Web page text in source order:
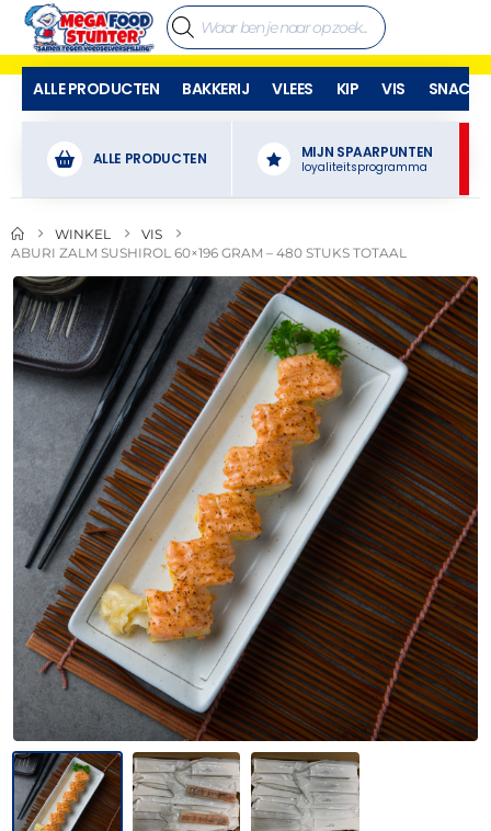
ALLE PRODUCTEN BAKKERIJ VLEES KIP VIS SNACKS
ALLE PRODUCTEN MIJN SPAARPUNTEN
loyaliteitsprogramma
WINKEL
VIS
ABURI ZALM SUSHIROL 60×196 GRAM – 480 STUKS TOTAAL